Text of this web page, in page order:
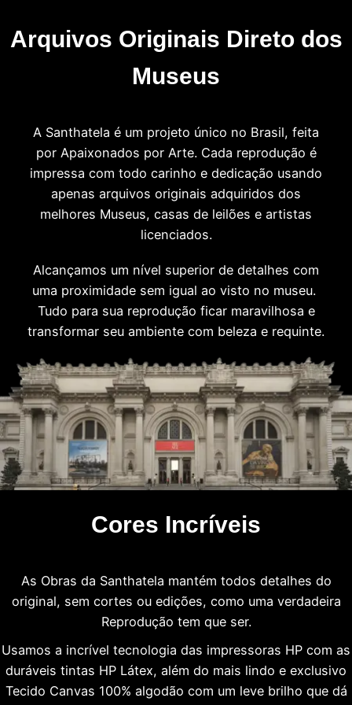
Arquivos Originais Direto dos
Museus
A Santhatela é um projeto único no Brasil, feita
por Apaixonados por Arte. Cada reprodução é
impressa com todo carinho e dedicação usando
apenas arquivos originais adquiridos dos
melhores Museus, casas de leilões e artistas
licenciados.
Alcançamos um nível superior de detalhes com
uma proximidade sem igual ao visto no museu.
Tudo para sua reprodução ficar maravilhosa e
transformar seu ambiente com beleza e requinte.
Cores Incríveis
As Obras da Santhatela mantém todos detalhes do
original, sem cortes ou edições, como uma verdadeira
Reprodução tem que ser.
Usamos a incrível tecnologia das impressoras HP com as
duráveis tintas HP Látex, além do mais lindo e exclusivo
Tecido Canvas 100% algodão com um leve brilho que dá